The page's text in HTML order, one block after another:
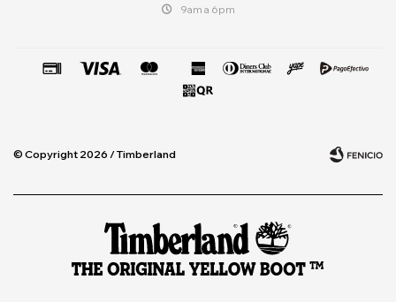
9am a 6pm
© Copyright 2026 / Timberland